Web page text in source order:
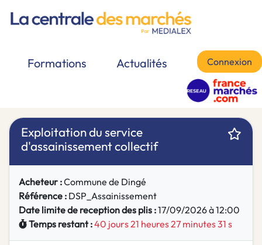
Formations Actualités Connexion
Exploitation du service
d'assainissement collectif
Acheteur :Commune de Dingé
Référence : DSP_Assainissement
Date limite de reception des plis :17/09/2026 à 12:00
Temps restant :40 jours 21 heures 27 minutes 31 s